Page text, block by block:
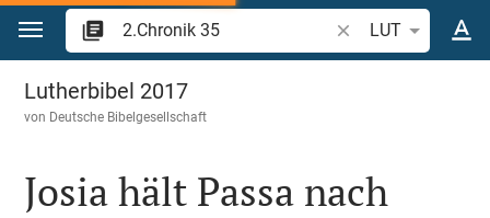
Zum Inhalt springen
Bibelstelle oder
LUT
2.Chronik 35
Lutherbibel 2017
von Deutsche Bibelgesellschaft
Josia hält Passa nach